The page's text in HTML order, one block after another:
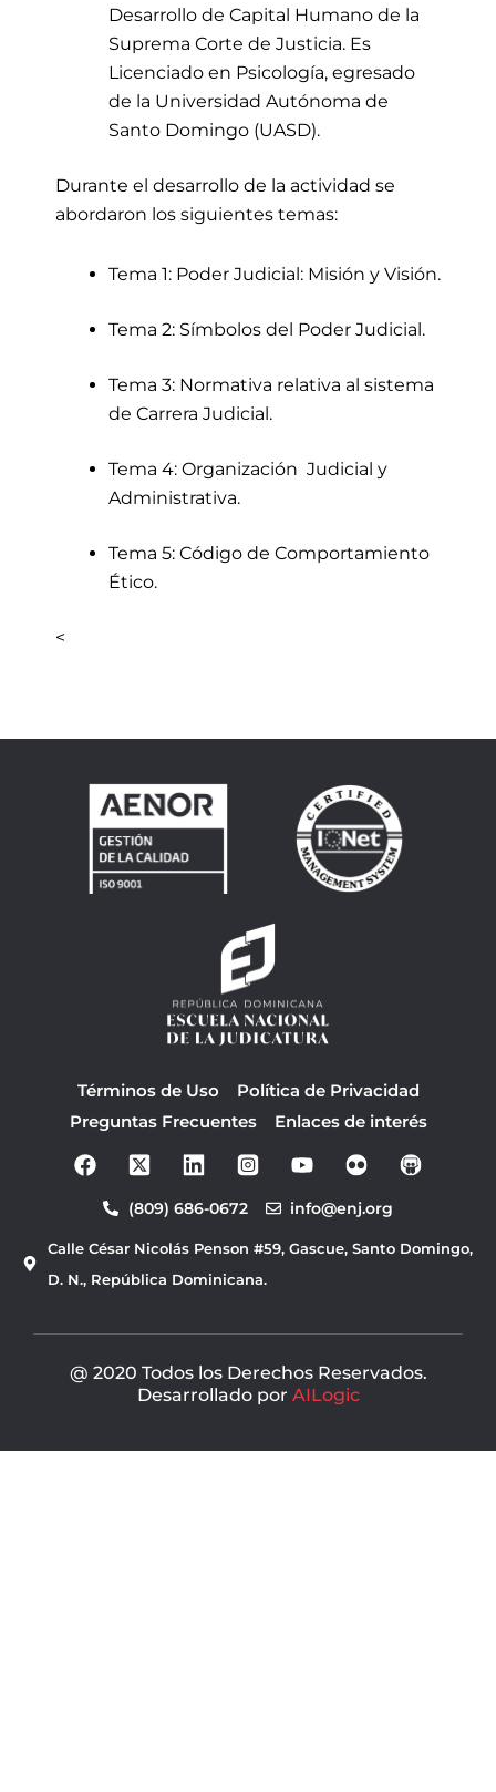
Desarrollo de Capital Humano de la
Suprema Corte de Justicia. Es
Licenciado en Psicología, egresado
de la Universidad Autónoma de
Santo Domingo (UASD).
Durante el desarrollo de la actividad se
abordaron los siguientes temas:
Tema 1: Poder Judicial: Misión y Visión.
Tema 2: Símbolos del Poder Judicial.
Tema 3: Normativa relativa al sistema
de Carrera Judicial.
Tema 4: Organización Judicial y
Administrativa.
Tema 5: Código de Comportamiento
Ético.
<
Términos de Uso
Política de Privacidad
Preguntas Frecuentes
Enlaces de interés
F
a
b
o
o
o
t
b
(809) 686-0672 info@enj.org
Calle César Nicolás Penson #59, Gascue, Santo Domingo,
D. N., República Dominicana.
@ 2020 Todos los Derechos Reservados.
Desarrollado por AILogic